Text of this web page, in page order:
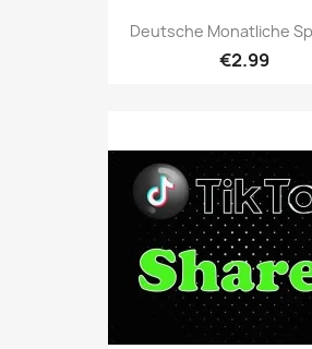
Deutsche Monatliche
€2.99